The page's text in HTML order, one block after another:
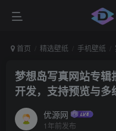
首页 精选壁纸 手机壁纸
梦想岛写真网站专
开发，支持预览与多
优源网
1年前发布